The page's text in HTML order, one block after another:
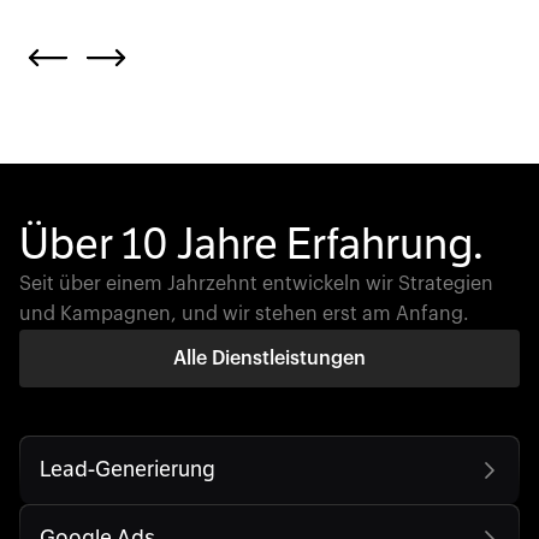
Über 10 Jahre Erfahrung.
Seit über einem Jahrzehnt entwickeln wir Strategien
und Kampagnen, und wir stehen erst am Anfang.
Alle Dienstleistungen
Lead-Generierung